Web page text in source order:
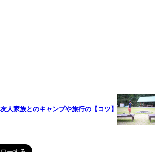
友人家族とのキャンプや旅行の【コツ】